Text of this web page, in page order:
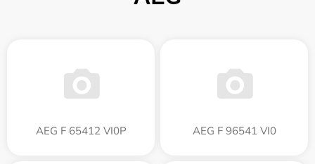
AEG F 65412 VI0P AEG F 96541 VI0